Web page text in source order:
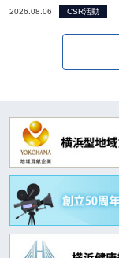
2026.08.06 CSR活動